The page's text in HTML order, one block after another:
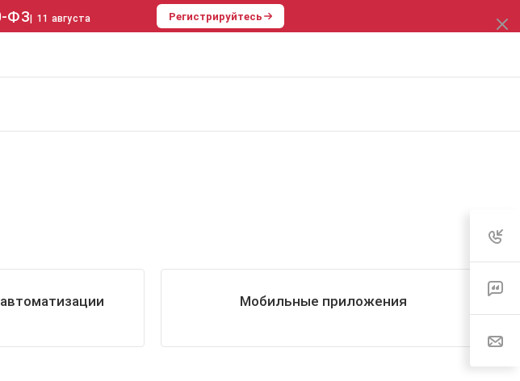
ФЗ| 11 августа Регистрируйтесь
Мобильные приложения